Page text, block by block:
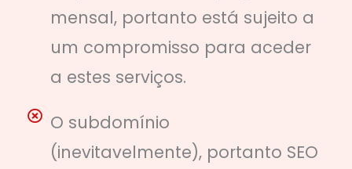
mensal, portanto está sujeito a
um compromisso para aceder
a estes serviços.
O subdomínio
(inevitavelmente), portanto SEO